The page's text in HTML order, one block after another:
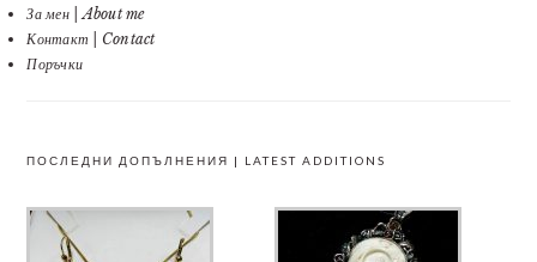
За мен | About me
Контакт | Contact
Поръчки
ПОСЛЕДНИ ДОПЪЛНЕНИЯ | LATEST ADDITIONS